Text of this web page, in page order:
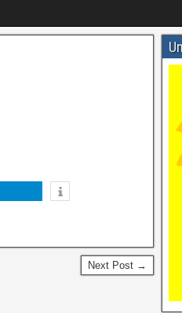
Next Post →